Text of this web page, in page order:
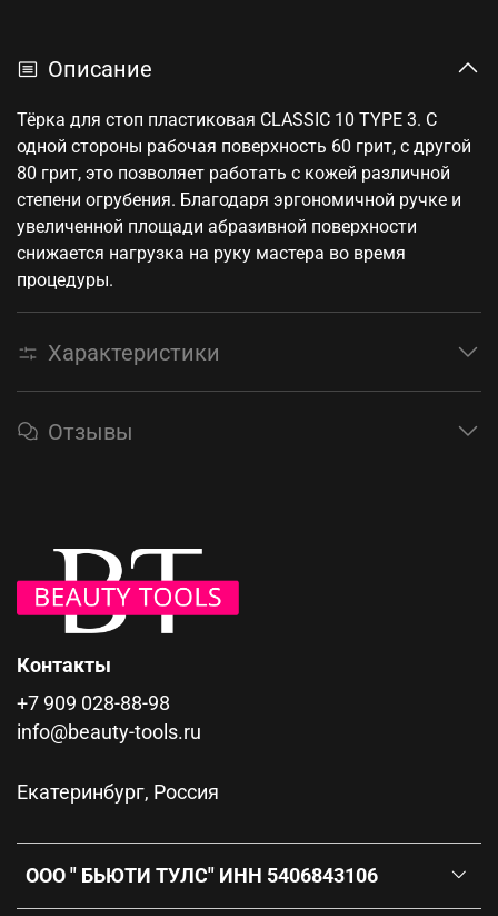
Описание
Тёрка для стоп пластиковая CLASSIC 10 TYPE 3. С
одной стороны рабочая поверхность 60 грит, с другой
80 грит, это позволяет работать с кожей различной
степени огрубения. Благодаря эргономичной ручке и
увеличенной площади абразивной поверхности
снижается нагрузка на руку мастера во время
процедуры.
Характеристики
Отзывы
ООО " БЬЮТИ ТУЛС" ИНН 5406843106
Контакты
+7 909 028-88-98
info@beauty-tools.ru
Екатеринбург, Россия